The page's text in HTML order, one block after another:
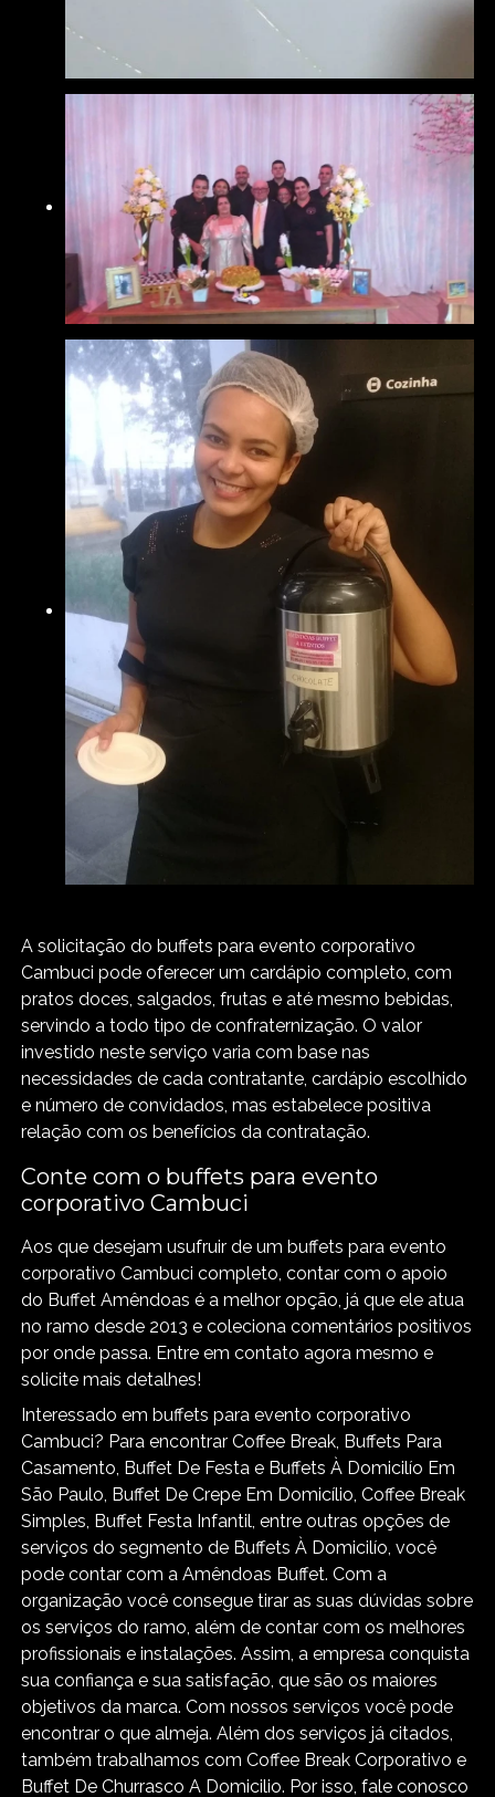
A solicitação do buffets para evento corporativo
Cambuci pode oferecer um cardápio completo, com
pratos doces, salgados, frutas e até mesmo bebidas,
servindo a todo tipo de confraternização. O valor
investido neste serviço varia com base nas
necessidades de cada contratante, cardápio escolhido
e número de convidados, mas estabelece positiva
relação com os benefícios da contratação.
Conte com o buffets para evento
corporativo Cambuci
Aos que desejam usufruir de um buffets para evento
corporativo Cambuci completo, contar com o apoio
do Buffet Amêndoas é a melhor opção, já que ele atua
no ramo desde 2013 e coleciona comentários positivos
por onde passa. Entre em contato agora mesmo e
solicite mais detalhes!
Interessado em buffets para evento corporativo
Cambuci? Para encontrar Coffee Break, Buffets Para
Casamento, Buffet De Festa e Buffets À Domicilío Em
São Paulo, Buffet De Crepe Em Domicílio, Coffee Break
Simples, Buffet Festa Infantil, entre outras opções de
serviços do segmento de Buffets À Domicilío, você
pode contar com a Amêndoas Buffet. Com a
organização você consegue tirar as suas dúvidas sobre
os serviços do ramo, além de contar com os melhores
profissionais e instalações. Assim, a empresa conquista
sua confiança e sua satisfação, que são os maiores
objetivos da marca. Com nossos serviços você pode
encontrar o que almeja. Além dos serviços já citados,
também trabalhamos com Coffee Break Corporativo e
Buffet De Churrasco A Domicilio. Por isso, fale conosco